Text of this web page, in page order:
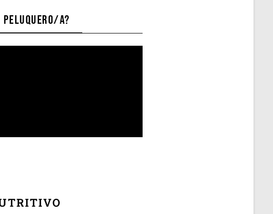
PELUQUERO/A?